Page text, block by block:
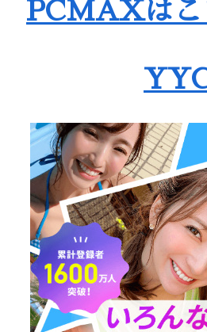
PCMAXはこ